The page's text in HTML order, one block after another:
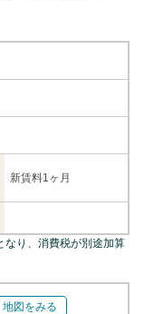
新賃料1ヶ月
地図をみる
り、消費税が別途加算